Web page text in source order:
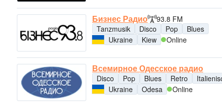
Бизнес Радио
93.8 FM
Tanzmusik
Disco Pop
Blues
Ukraine
Kiew Online
Всемирное Одесское радио
Disco Pop Blues Retro
Ukraine
Odesa Online